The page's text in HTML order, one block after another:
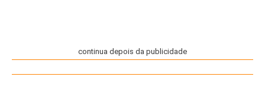
continua depois da publicidade